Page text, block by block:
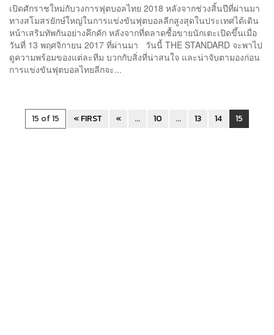
เปิดศักราชใหม่กับวงการฟุตบอลไทย 2018 หลังจากช่วงสิ้นปีที่ผ่านมา
ทางสโมสรยักษ์ใหญ่ในการแข่งขันฟุตบอลลีกสูงสุดในประเทศได้เดิน
หน้าเสริมทัพกันอย่างคึกคัก หลังจากที่ตลาดซื้อขายนักเตะเปิดขึ้นเมื่อ
วันที่ 13 พฤศจิกายน 2017 ที่ผ่านมา วันนี้ THE STANDARD จะพาไป
ดูความพร้อมของแต่ละทีม บวกกับสิ่งที่น่าสนใจ และน่าจับตามองก่อน
การแข่งขันฟุตบอลไทยลีกจะ...
15 of 15 « FIRST « ... 10 ... 13 14 15